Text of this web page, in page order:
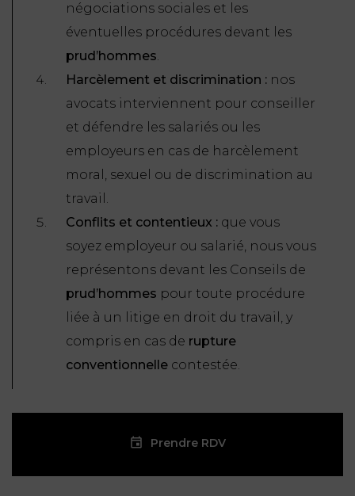
négociations sociales et les
éventuelles procédures devant les
prud’hommes.
Harcèlement et discrimination : nos
avocats interviennent pour conseiller
et défendre les salariés ou les
employeurs en cas de harcèlement
moral, sexuel ou de discrimination au
travail.
Conflits et contentieux : que vous
soyez employeur ou salarié, nous vous
représentons devant les Conseils de
prud’hommes pour toute procédure
liée à un litige en droit du travail, y
compris en cas de rupture
conventionnelle contestée.
Prendre RDV